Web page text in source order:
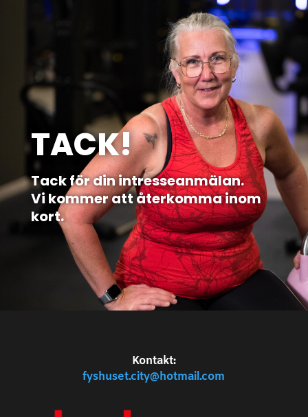
TACK!
Tack för din intresseanmälan.
Vi kommer att återkomma inom
kort.
Kontakt:
fyshuset.city@hotmail.com